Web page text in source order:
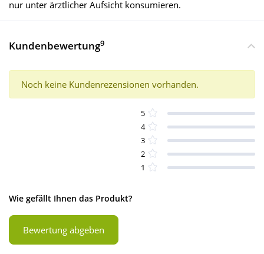
nur unter ärztlicher Aufsicht konsumieren.
Kundenbewertung9
Noch keine Kundenrezensionen vorhanden.
5
4
3
2
1
Wie gefällt Ihnen das Produkt?
Bewertung abgeben